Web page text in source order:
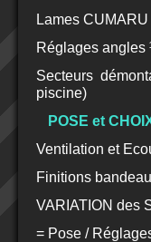
Lames
Réglages
Secteurs
piscine)
POSE et
Ventilation et
Finitions
VARIATION des
= Pose /